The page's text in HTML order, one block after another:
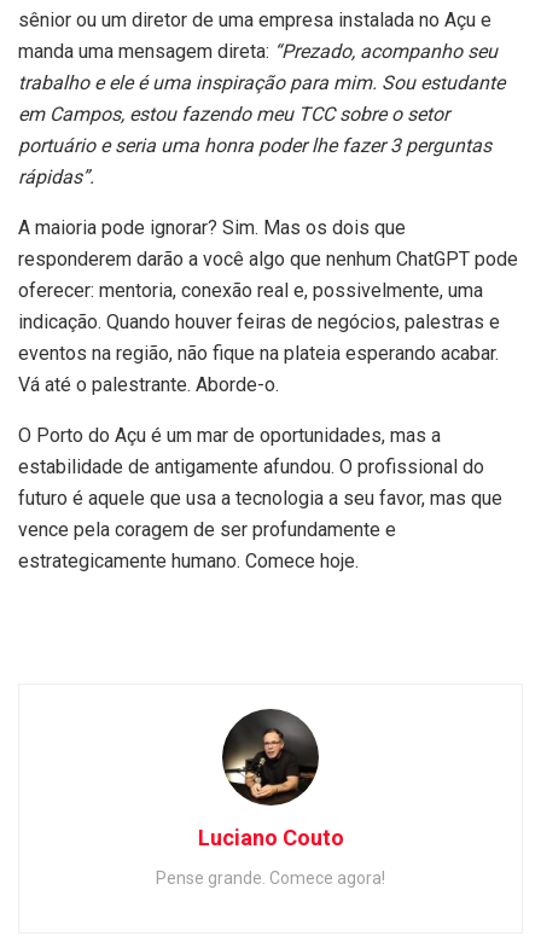
sênior ou um diretor de uma empresa instalada no Açu e
manda uma mensagem direta: “Prezado, acompanho seu
trabalho e ele é uma inspiração para mim. Sou estudante
em Campos, estou fazendo meu TCC sobre o setor
portuário e seria uma honra poder lhe fazer 3 perguntas
rápidas”.
A maioria pode ignorar? Sim. Mas os dois que
responderem darão a você algo que nenhum ChatGPT pode
oferecer: mentoria, conexão real e, possivelmente, uma
indicação. Quando houver feiras de negócios, palestras e
eventos na região, não fique na plateia esperando acabar.
Vá até o palestrante. Aborde-o.
O Porto do Açu é um mar de oportunidades, mas a
estabilidade de antigamente afundou. O profissional do
futuro é aquele que usa a tecnologia a seu favor, mas que
vence pela coragem de ser profundamente e
estrategicamente humano. Comece hoje.
Luciano Couto
Pense grande. Comece agora!